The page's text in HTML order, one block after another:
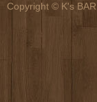
Copyright © K's BAR